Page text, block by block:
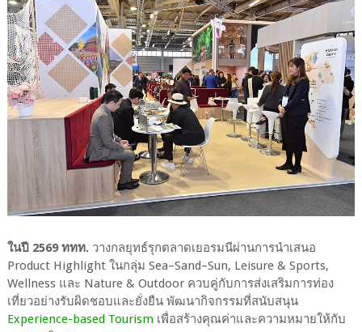
ในปี 2569 ททท. วางกลยุทธ์รุกตลาดเยอรมนีผ่านการนำเสนอ
Product Highlight ในกลุ่ม Sea–Sand–Sun, Leisure & Sports,
Wellness และ Nature & Outdoor ควบคู่กับการส่งเสริมการท่อง
เที่ยวอย่างรับผิดชอบและยั่งยืน พัฒนากิจกรรมที่สนับสนุน
Experience-based Tourismเพื่อสร้างคุณค่าและความหมายให้กับ